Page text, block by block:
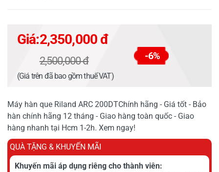
Giá:2,350,000 đ
2,500,000 đ -6%
(Giá trên đã bao gồm thuế VAT)
Máy hàn que Riland ARC 200DTChính hãng - Giá tốt - Bảo
hàn chính hãng 12 tháng - Giao hàng toàn quốc - Giao
hàng nhanh tại Hcm 1-2h. Xem ngay!
QUÀ TẶNG & KHUYẾN MÃI
Khuyến mãi áp dụng riêng cho thành viên: